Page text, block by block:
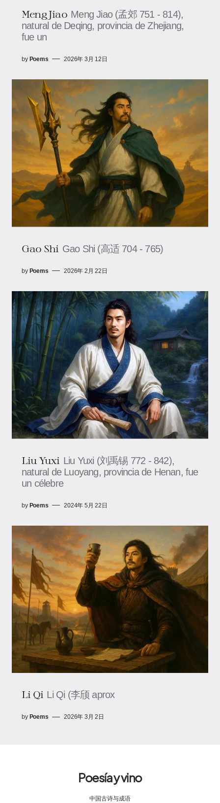
Meng Jiao Meng Jiao (孟郊 751 - 814),
natural de Deqing, provincia de Zhejiang,
fue un
by Poems 2026年 3月 12日
Gao Shi Gao Shi (高适 704 - 765)
by Poems 2026年 2月 22日
Liu Yuxi Liu Yuxi (刘禹锡 772 - 842),
natural de Luoyang, provincia de Henan, fue
un célebre
by Poems 2024年 5月 22日
Li Qi Li Qi (李颀 aprox
by Poems 2026年 3月 2日
Poesía y vino
中国古诗与成语